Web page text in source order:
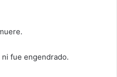
ni fue engendrado.